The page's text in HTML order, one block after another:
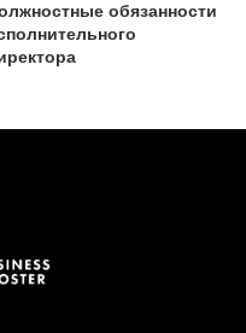
обязанности